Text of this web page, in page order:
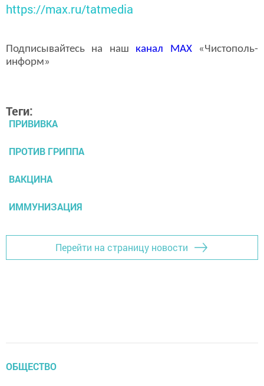
https://max.ru/tatmedia
Подписывайтесь на наш канал MAX«Чистополь-
информ»
Теги:
ПРИВИВКА
ПРОТИВ ГРИППА
ВАКЦИНА
ИММУНИЗАЦИЯ
Перейти на страницу новости
ОБЩЕСТВО